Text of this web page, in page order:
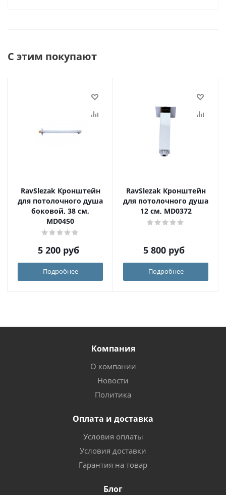
С этим покупают
RavSlezak Кронштейн
для потолочного душа
боковой, 38 см,
MD0450
5 200 руб
Подробнее
RavSlezak Кронштейн
для потолочного душа
12 см, MD0372
5 800 руб
Подробнее
Компания
О компании
Новости
Политика
Оплата и доставка
Условия оплаты
Условия доставки
Гарантия на товар
Блог